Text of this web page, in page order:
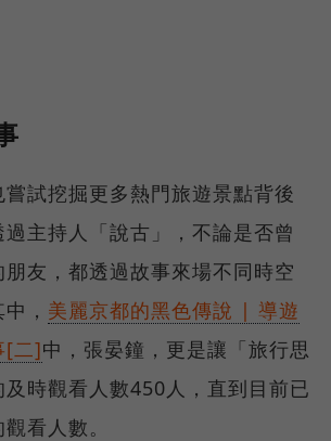
嘗試挖掘更多熱門旅遊景點背後
主持人「說古」，不論是否曾
友，都透過故事來場不同時空
， 美麗京都的黑色傳說 | 導遊
[二]中，張晏鐘，更是讓「旅行思
時觀看人數450人，直到目前已
看人數。